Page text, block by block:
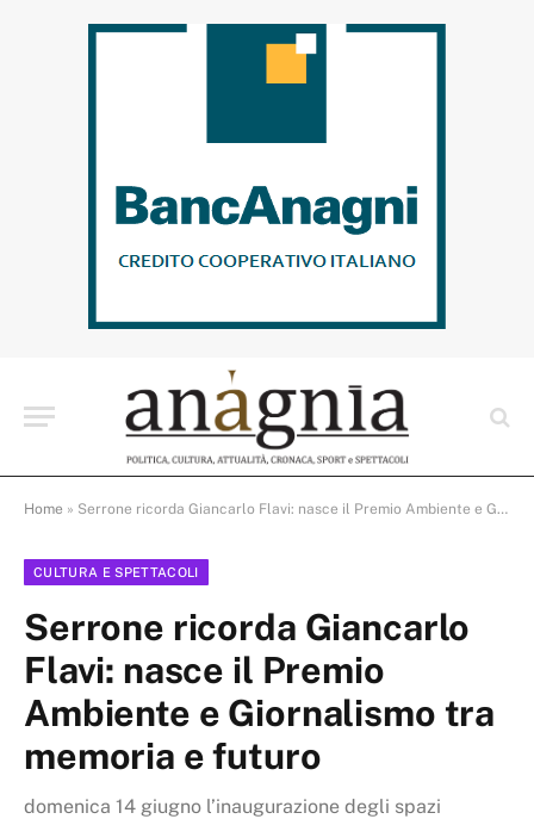
Home » Serrone ricorda Giancarlo Flavi: nasce il Premio Ambiente e Giornalismo tra memoria e futuro
CULTURA E SPETTACOLI
Serrone ricorda Giancarlo
Flavi: nasce il Premio
Ambiente e Giornalismo tra
memoria e futuro
domenica 14 giugno l’inaugurazione degli spazi